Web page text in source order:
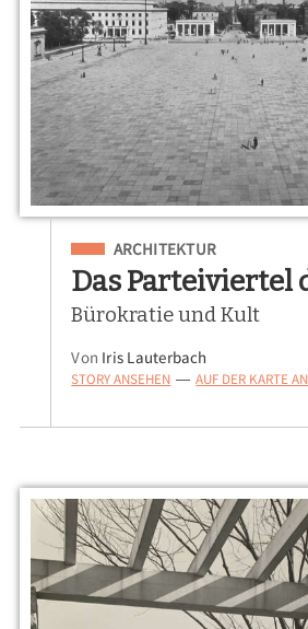
Eingeordnet unter
ARCHITEKTUR
Das Parteiviertel
Bürokratie und Kult
Von Iris Lauterbach
STORY ANSEHEN — AUF DER KARTE